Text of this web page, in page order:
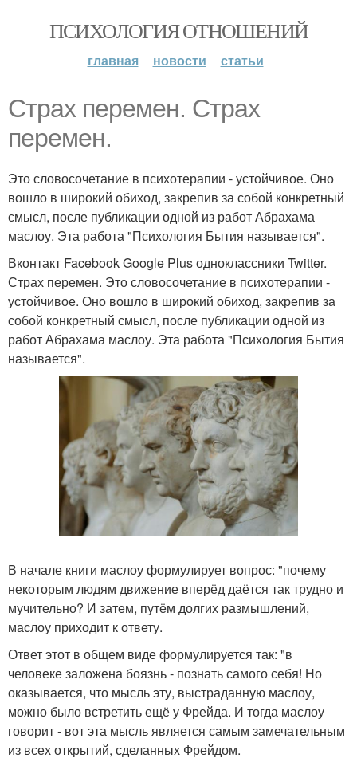
ПСИХОЛОГИЯ ОТНОШЕНИЙ
главная новости статьи
Страх перемен. Страх
перемен.
Это словосочетание в психотерапии - устойчивое. Оно
вошло в широкий обиход, закрепив за собой конкретный
смысл, после публикации одной из работ Абрахама
маслоу. Эта работа "Психология Бытия называется".
Вконтакт Facebook Google Plus одноклассники Twitter.
Страх перемен. Это словосочетание в психотерапии -
устойчивое. Оно вошло в широкий обиход, закрепив за
собой конкретный смысл, после публикации одной из
работ Абрахама маслоу. Эта работа "Психология Бытия
называется".
В начале книги маслоу формулирует вопрос: "почему
некоторым людям движение вперёд даётся так трудно и
мучительно? И затем, путём долгих размышлений,
маслоу приходит к ответу.
Ответ этот в общем виде формулируется так: "в
человеке заложена боязнь - познать самого себя! Но
оказывается, что мысль эту, выстраданную маслоу,
можно было встретить ещё у Фрейда. И тогда маслоу
говорит - вот эта мысль является самым замечательным
из всех открытий, сделанных Фрейдом.